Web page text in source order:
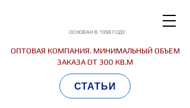
ОСНОВАН В 1998 ГОДУ
ОПТОВАЯ КОМПАНИЯ. МИНИМАЛЬНЫЙ ОБЪЕМ
ЗАКАЗА ОТ 300 КВ.М
СТАТЬИ